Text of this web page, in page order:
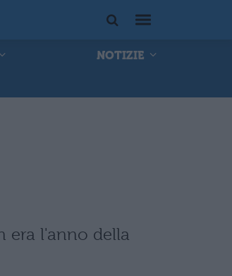
NOTIZIE
era l'anno della